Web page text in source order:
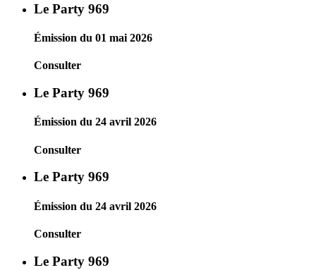
Le Party 969
Émission du 01 mai 2026
Consulter
Le Party 969
Émission du 24 avril 2026
Consulter
Le Party 969
Émission du 24 avril 2026
Consulter
Le Party 969